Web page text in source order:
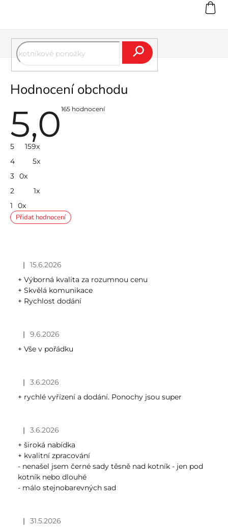
Hodnocení obchodu
5,0Průměrné
165 hodnocení
5
159x
4
5x
3 0x
2
1x
1
0x
Přidat hodnocení
V
Hodnocení obchodu je 5 z 5 hvězdiček.
|
15.6.2026
+ Výborná kvalita za rozumnou cenu
+ Skvělá komunikace
+ Rychlost dodání
Hodnocení obchodu je 5 z 5 hvězdiček.
|
9.6.2026
+ Vše v pořádku
Hodnocení obchodu je 5 z 5 hvězdiček.
|
3.6.2026
+ rychlé vyřízení a dodání. Ponochy jsou super
Hodnocení obchodu je 5 z 5 hvězdiček.
|
3.6.2026
+ široká nabídka
+ kvalitní zpracování
- nenašel jsem černé sady těsně nad kotník - jen pod
kotník nebo dlouhé
- málo stejnobarevných sad
Hodnocení obchodu je 5 z 5 hvězdiček.
|
31.5.2026